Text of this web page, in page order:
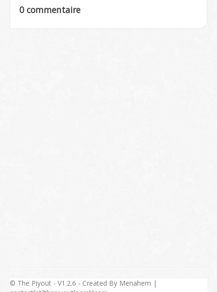
0 commentaire
© The Piyout - V1.2.6 - Created By Menahem |